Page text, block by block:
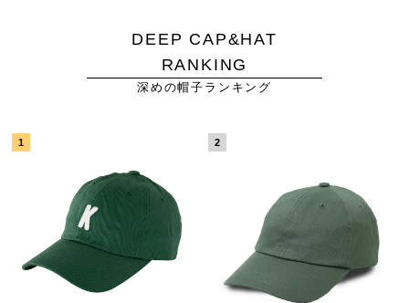
DEEP CAP&HAT
RANKING
深めの帽子ランキング